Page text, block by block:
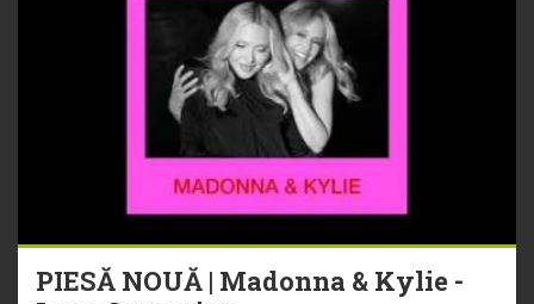
PIESĂ NOUĂ | Madonna & Kylie -